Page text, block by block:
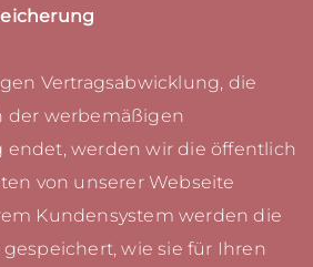
Vertragsabwicklung, die
der werbemäßigen
endet, werden wir die öffentlich
von unserer Webseite
Kundensystem werden die
wie sie für Ihren